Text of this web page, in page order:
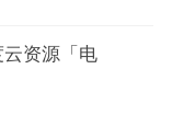
云资源「电